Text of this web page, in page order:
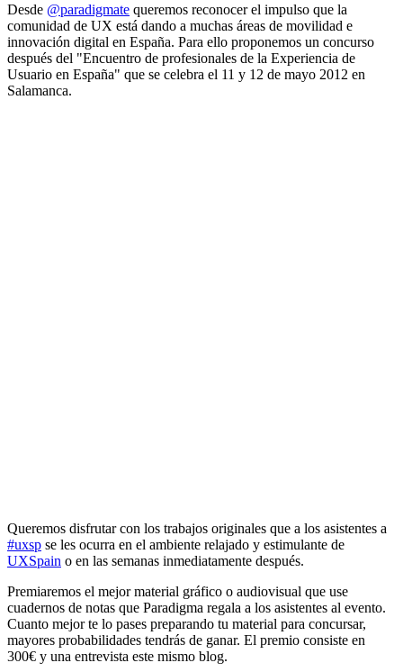
Desde @paradigmate queremos reconocer el impulso que la
comunidad de UX está dando a muchas áreas de movilidad e
innovación digital en España. Para ello proponemos un concurso
después del "Encuentro de profesionales de la Experiencia de
Usuario en España" que se celebra el 11 y 12 de mayo 2012 en
Salamanca.
Queremos disfrutar con los trabajos originales que a los asistentes a
#uxsp se les ocurra en el ambiente relajado y estimulante de
UXSpain o en las semanas inmediatamente después.
Premiaremos el mejor material gráfico o audiovisual que use
cuadernos de notas que Paradigma regala a los asistentes al evento.
Cuanto mejor te lo pases preparando tu material para concursar,
mayores probabilidades tendrás de ganar. El premio consiste en
300€ y una entrevista este mismo blog.